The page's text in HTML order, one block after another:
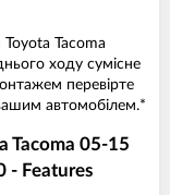
Tacoma
ходу сумісне
перевірте
автомобілем.*
Tacoma 05-15
- Features